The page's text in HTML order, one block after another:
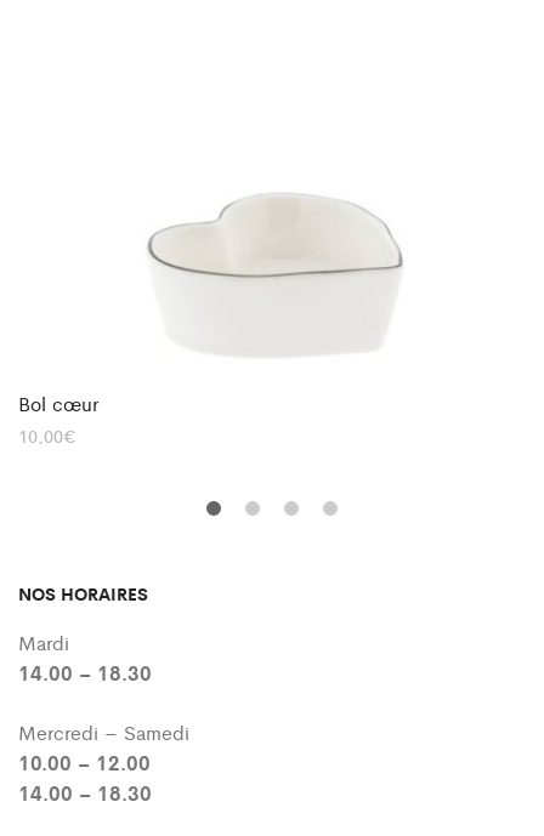
Bol cœur
10,00€
NOS HORAIRES
Mardi
14.00 – 18.30
Mercredi – Samedi
10.00 – 12.00
14.00 – 18.30